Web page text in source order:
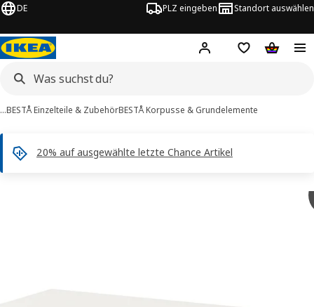
DE PLZ eingeben Standort auswählen
Hej! Hier einloggen
Merkzettel
…BESTÅ Einzelteile & ZubehörBESTÅ Korpusse & Grundelemente
20% auf ausgewählte letzte Chance Artikel